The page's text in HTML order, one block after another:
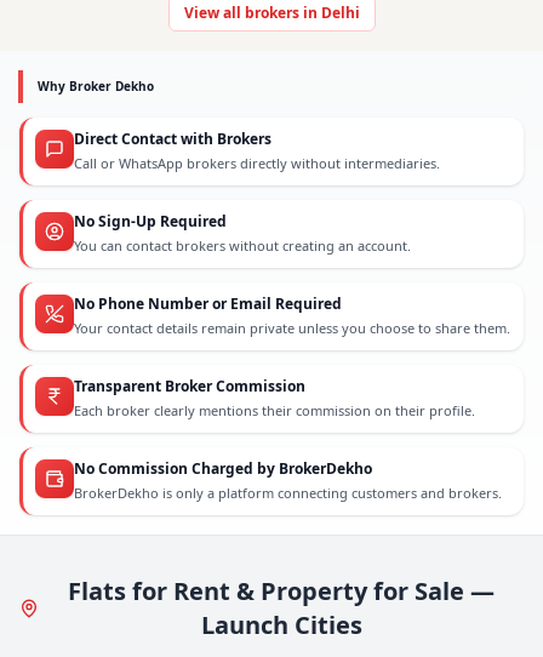
View all brokers in Delhi
Why Broker Dekho
Direct Contact with Brokers
Call or WhatsApp brokers directly without intermediaries.
No Sign-Up Required
You can contact brokers without creating an account.
No Phone Number or Email Required
Your contact details remain private unless you choose to share them.
Transparent Broker Commission
Each broker clearly mentions their commission on their profile.
No Commission Charged by BrokerDekho
BrokerDekho is only a platform connecting customers and brokers.
Flats for Rent & Property for Sale —
Launch Cities